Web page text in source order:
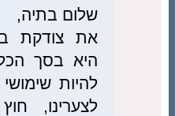
שלום בתיה,
את צודקת
היא בסך הכל
להיות
לצערינו,